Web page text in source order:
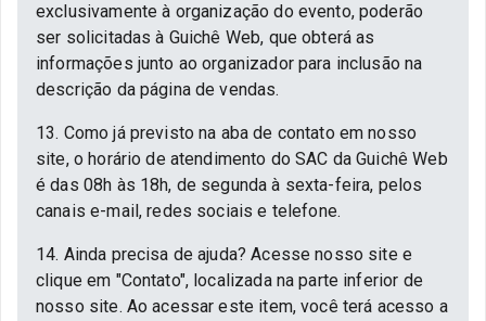
exclusivamente à organização do evento, poderão
ser solicitadas à Guichê Web, que obterá as
informações junto ao organizador para inclusão na
descrição da página de vendas.
13. Como já previsto na aba de contato em nosso
site, o horário de atendimento do SAC da Guichê Web
é das 08h às 18h, de segunda à sexta-feira, pelos
canais e-mail, redes sociais e telefone.
14. Ainda precisa de ajuda? Acesse nosso site e
clique em "Contato", localizada na parte inferior de
nosso site. Ao acessar este item, você terá acesso a